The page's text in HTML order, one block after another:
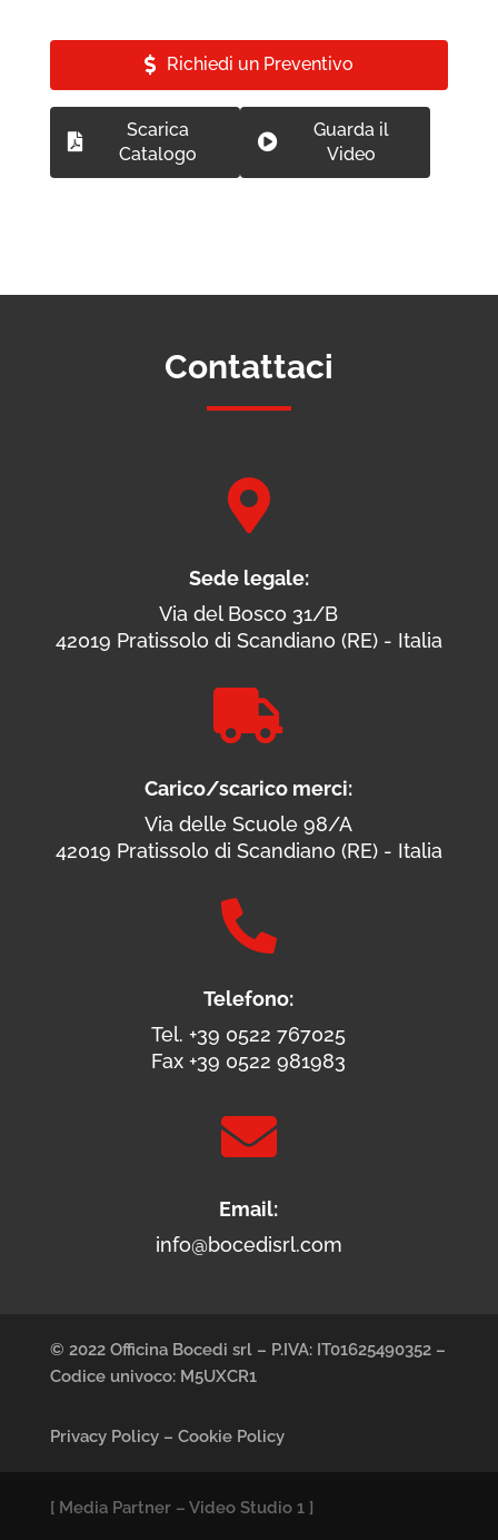
Richiedi un Preventivo
Scarica
Catalogo
Guarda il
Video
Contattaci

Sede legale:
Via del Bosco 31/B
42019 Pratissolo di Scandiano (RE) - Italia

Carico/scarico merci:
Via delle Scuole 98/A
42019 Pratissolo di Scandiano (RE) - Italia

Telefono:
Tel. +39 0522 767025
Fax +39 0522 981983

Email:
info@bocedisrl.com
© 2022 Officina Bocedi srl – P.IVA: IT01625490352 –
Codice univoco: M5UXCR1
Privacy Policy– Cookie Policy
[ Media Partner– Video Studio 1]